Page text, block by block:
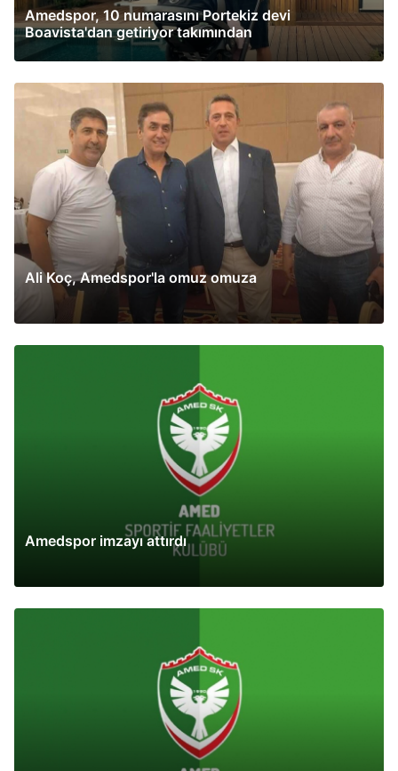
Amedspor, 10 numarasını Portekiz devi
Boavista'dan getiriyor takımından
Ali Koç, Amedspor'la omuz omuza
Amedspor imzayı attırdı